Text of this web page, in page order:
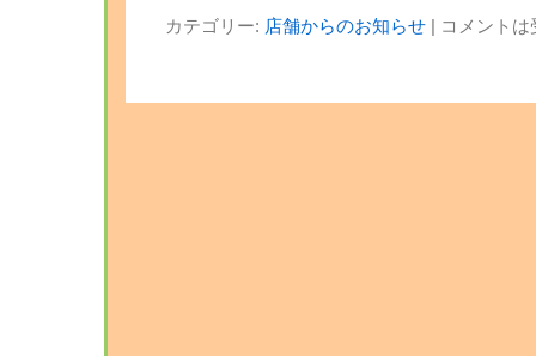
カテゴリー: 店舗からのお知らせ| コメント